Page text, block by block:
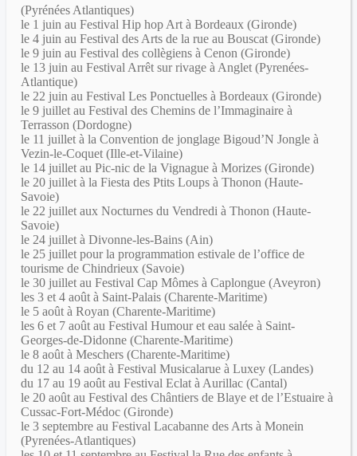
(Pyrénées Atlantiques)
le 1 juin au Festival Hip hop Art à Bordeaux (Gironde)
le 4 juin au Festival des Arts de la rue au Bouscat (Gironde)
le 9 juin au Festival des collègiens à Cenon (Gironde)
le 13 juin au Festival Arrêt sur rivage à Anglet (Pyrenées-
Atlantique)
le 22 juin au Festival Les Ponctuelles à Bordeaux (Gironde)
le 9 juillet au Festival des Chemins de l’Immaginaire à
Terrasson (Dordogne)
le 11 juillet à la Convention de jonglage Bigoud’N Jongle à
Vezin-le-Coquet (Ille-et-Vilaine)
le 14 juillet au Pic-nic de la Vignague à Morizes (Gironde)
le 20 juillet à la Fiesta des Ptits Loups à Thonon (Haute-
Savoie)
le 22 juillet aux Nocturnes du Vendredi à Thonon (Haute-
Savoie)
le 24 juillet à Divonne-les-Bains (Ain)
le 25 juillet pour la programmation estivale de l’office de
tourisme de Chindrieux (Savoie)
le 30 juillet au Festival Cap Mômes à Caplongue (Aveyron)
les 3 et 4 août à Saint-Palais (Charente-Maritime)
le 5 août à Royan (Charente-Maritime)
les 6 et 7 août au Festival Humour et eau salée à Saint-
Georges-de-Didonne (Charente-Maritime)
le 8 août à Meschers (Charente-Maritime)
du 12 au 14 août à Festival Musicalarue à Luxey (Landes)
du 17 au 19 août au Festival Eclat à Aurillac (Cantal)
le 20 août au Festival des Chântiers de Blaye et de l’Estuaire à
Cussac-Fort-Médoc (Gironde)
le 3 septembre au Festival Lacabanne des Arts à Monein
(Pyrenées-Atlantiques)